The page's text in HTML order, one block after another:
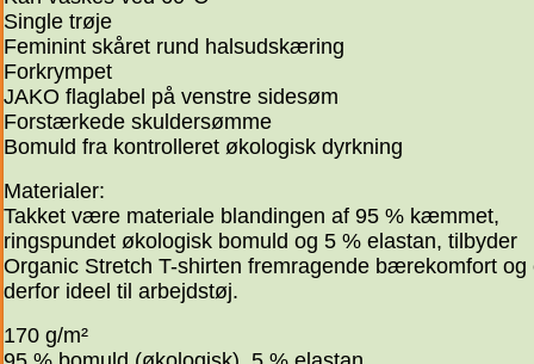
Single trøje
Feminint skåret rund halsudskæring
Forkrympet
JAKO flaglabel på venstre sidesøm
Forstærkede skuldersømme
Bomuld fra kontrolleret økologisk dyrkning
Materialer:
Takket være materiale blandingen af 95 % kæmmet,
ringspundet økologisk bomuld og 5 % elastan, tilbyder
Organic Stretch T-shirten fremragende bærekomfort og
derfor ideel til arbejdstøj.
170 g/m²